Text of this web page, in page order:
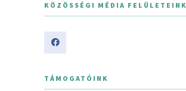
KÖZÖSSÉGI MÉDIA FELÜLETEINK
TÁMOGATÓINK